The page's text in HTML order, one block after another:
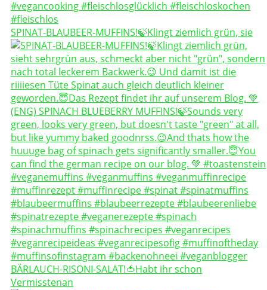
SPINAT-BLAUBEER-MUFFINS!🍃Klingt ziemlich grün, sie
BÄRLAUCH-RISONI-SALAT!🍅Habt ihr schon
Vermisstenan